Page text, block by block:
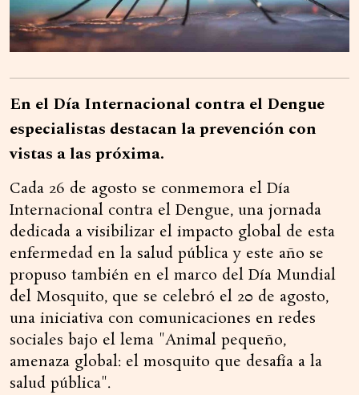
En el Día Internacional contra el Dengue
especialistas destacan la prevención con
vistas a las próxima.
Cada 26 de agosto se conmemora el Día
Internacional contra el Dengue, una jornada
dedicada a visibilizar el impacto global de esta
enfermedad en la salud pública y este año se
propuso también en el marco del Día Mundial
del Mosquito, que se celebró el 20 de agosto,
una iniciativa con comunicaciones en redes
sociales bajo el lema "Animal pequeño,
amenaza global: el mosquito que desafía a la
salud pública".